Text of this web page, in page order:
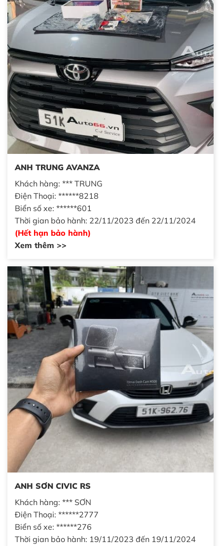
ANH TRUNG AVANZA
Khách hàng: *** TRUNG
Điện Thoại: ******8218
Biển số xe: ******601
Thời gian bảo hành: 22/11/2023 đến 22/11/2024
(Hết hạn bảo hành)
Xem thêm >>
ANH SƠN CIVIC RS
Khách hàng: *** SƠN
Điện Thoại: ******2777
Biển số xe: ******276
Thời gian bảo hành: 19/11/2023 đến 19/11/2024